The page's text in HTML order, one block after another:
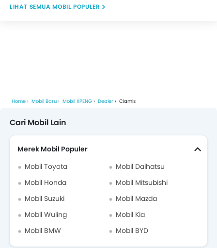
MOBIL POPULER
Home Mobil Baru Mobil XPENG Dealer Ciamis
Cari Mobil Lain
Merek Mobil Populer
Mobil Toyota
Mobil Daihatsu
Mobil Honda
Mobil Mitsubishi
Mobil Suzuki
Mobil Mazda
Mobil Wuling
Mobil Kia
Mobil BMW
Mobil BYD